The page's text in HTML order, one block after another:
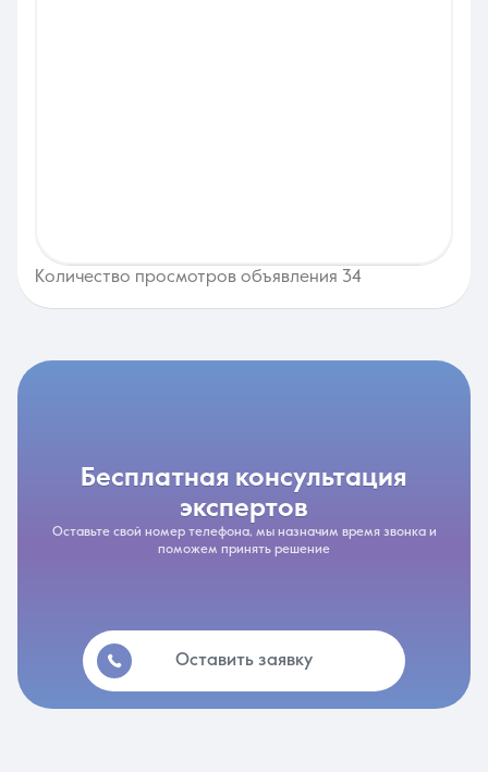
Количество просмотров объявления 34
бесплатная консультация
экспертов
Оставьте свой номер телефона, мы назначим время звонка и
поможем принять решение
Оставить заявку